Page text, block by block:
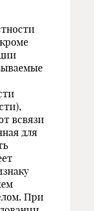
всвязи
для
При